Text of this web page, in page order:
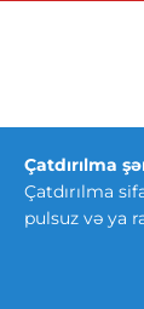
Çatdırılma
Çatdırılma
pulsuz və ya